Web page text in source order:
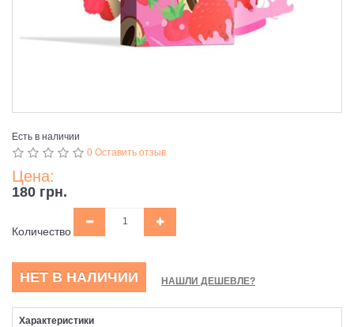
Есть в наличии
0 Оставить отзыв
Цена:
180 грн.
Количество
НЕТ В НАЛИЧИИ НАШЛИ ДЕШЕВЛЕ?
Характеристики